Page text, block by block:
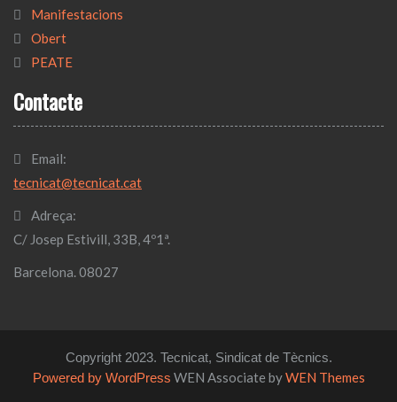
Manifestacions
Obert
PEATE
Contacte
Email:
tecnicat@tecnicat.cat
Adreça:
C/ Josep Estivill, 33B, 4º1ª.
Barcelona. 08027
Copyright 2023. Tecnicat, Sindicat de Tècnics.
Powered by WordPress WEN Associate byWEN Themes